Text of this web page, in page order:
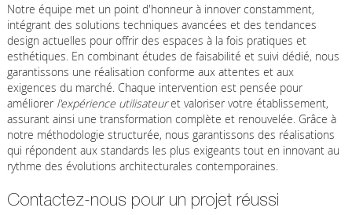
Notre équipe met un point d'honneur à innover constamment,
intégrant des solutions techniques avancées et des tendances
design actuelles pour offrir des espaces à la fois pratiques et
esthétiques. En combinant études de faisabilité et suivi dédié, nous
garantissons une réalisation conforme aux attentes et aux
exigences du marché. Chaque intervention est pensée pour
améliorer l'expérience utilisateuret valoriser votre établissement,
assurant ainsi une transformation complète et renouvelée. Grâce à
notre méthodologie structurée, nous garantissons des réalisations
qui répondent aux standards les plus exigeants tout en innovant au
rythme des évolutions architecturales contemporaines.
Contactez-nous pour un projet réussi